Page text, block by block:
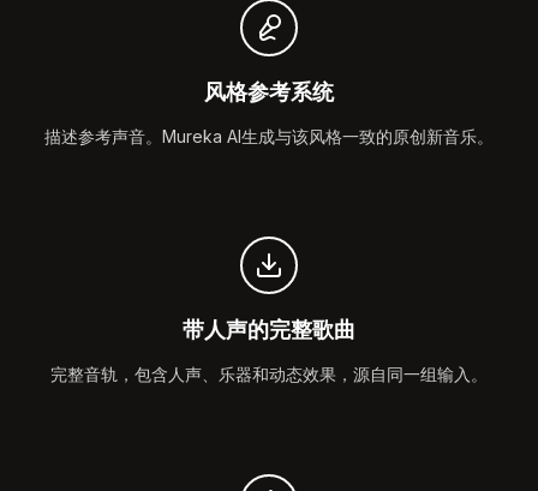
风格参考系统
描述参考声音。Mureka AI生成与该风格一致的原创新音乐。
带人声的完整歌曲
完整音轨，包含人声、乐器和动态效果，源自同一组输入。